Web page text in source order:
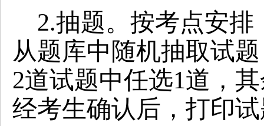
2.抽题。按考点安
从题库中随机抽取试
2道试题中任选1道，
经考生确认后，打印